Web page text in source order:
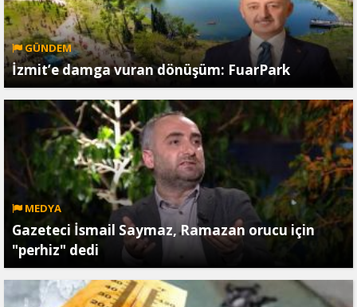
GÜNDEM
İzmit’e damga vuran dönüşüm: FuarPark
MEDYA
Gazeteci İsmail Saymaz, Ramazan orucu için
"perhiz" dedi